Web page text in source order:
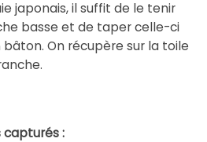
japonais, il suffit de le tenir
basse et de taper celle-ci
bâton. On récupère sur la toile
capturés :